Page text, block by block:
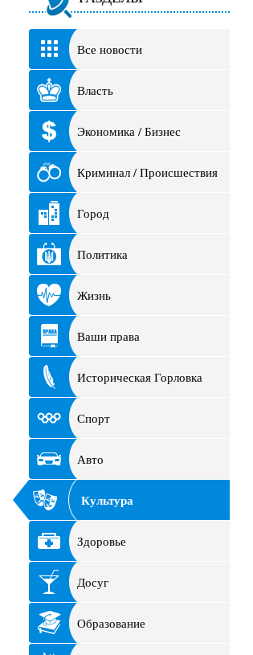
Все новости
Власть
Экономика / Бизнес
Криминал / Происшествия
Город
Политика
Жизнь
Ваши права
Историческая Горловка
Спорт
Авто
Культура
Здоровье
Досуг
Образование